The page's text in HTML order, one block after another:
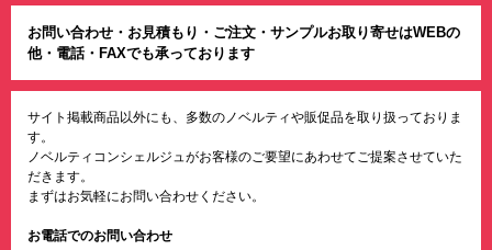
お問い合わせ・お見積もり・ご注文・サンプルお取り寄せはWEBの
他・電話・FAXでも承っております
サイト掲載商品以外にも、多数のノベルティや販促品を取り扱っておりま
す。
ノベルティコンシェルジュがお客様のご要望にあわせてご提案させていた
だきます。
まずはお気軽にお問い合わせください。
お電話でのお問い合わせ